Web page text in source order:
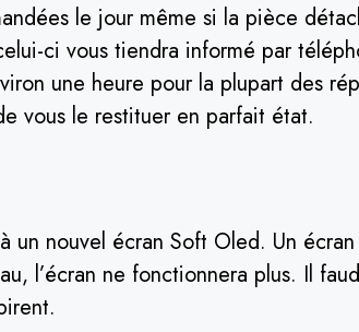
le jour même si la pièce
ci vous tiendra informé par
une heure pour la plupart des
vous le restituer en parfait état.
nouvel écran Soft Oled. Un
l’écran ne fonctionnera plus. Il